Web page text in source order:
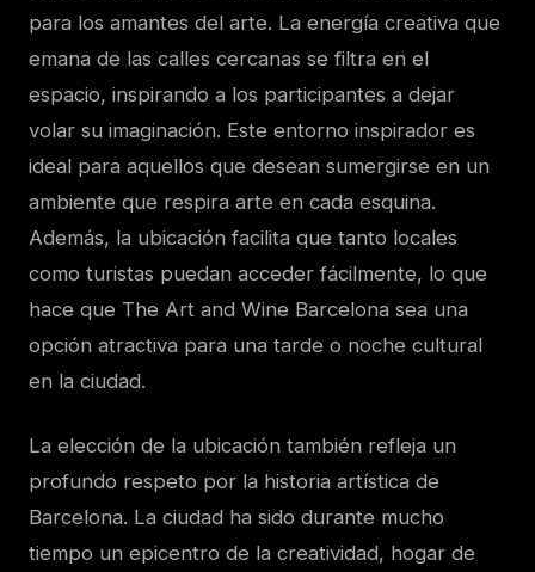
para los amantes del arte. La energía creativa que
emana de las calles cercanas se filtra en el
espacio, inspirando a los participantes a dejar
volar su imaginación. Este entorno inspirador es
ideal para aquellos que desean sumergirse en un
ambiente que respira arte en cada esquina.
Además, la ubicación facilita que tanto locales
como turistas puedan acceder fácilmente, lo que
hace que The Art and Wine Barcelona sea una
opción atractiva para una tarde o noche cultural
en la ciudad.
La elección de la ubicación también refleja un
profundo respeto por la historia artística de
Barcelona. La ciudad ha sido durante mucho
tiempo un epicentro de la creatividad, hogar de